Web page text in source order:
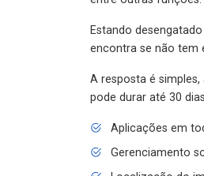
Estando
encontra se não
A resposta é
pode durar até 30
Aplicações em
Gerenciamento
Localização do